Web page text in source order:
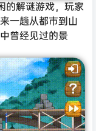
的解谜游戏，玩家
一趟从都市到山
曾经见过的景